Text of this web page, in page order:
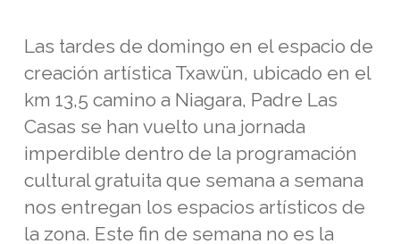
Las tardes de domingo en el espacio de
creación artística Txawün, ubicado en el
km 13,5 camino a Niagara, Padre Las
Casas se han vuelto una jornada
imperdible dentro de la programación
cultural gratuita que semana a semana
nos entregan los espacios artísticos de
la zona. Este fin de semana no es la